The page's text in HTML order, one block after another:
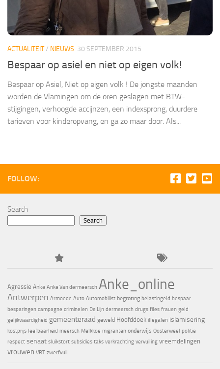
ACTUALITEIT/ NIEUWS 30 SEPTEMBER 2015
Bespaar op asiel en niet op eigen volk!
Bespaar op Asiel, Niet op eigen volk ! De jongste maanden
worden de Vlamingen om de oren geslagen met BTW-
stijgingen, verhoogde accijnzen, een indexsprong, duurdere
tarieven voor kinderopvang, en ga zo maar door. Als...
FOLLOW:
Search
Search
Agressie Anke Anke Van dermeersch Anke_online
Antwerpen Armoede Auto Automobilist begroting belastingeld bespaar
besparingen campagne criminelen De Lijn dermeersch drugs files frauen geld
gelijkwaardigheid gemeenteraad geweld Hoofddoek illegalen islamisering
kostprijs leefbaarheid meersch Melkkoe migranten onderwijs Oosterweel politie
respect senaat sluikstort subsidies taks verkrachting vervuiling vreemdelingen
vrouwen VRT zwerfvuil